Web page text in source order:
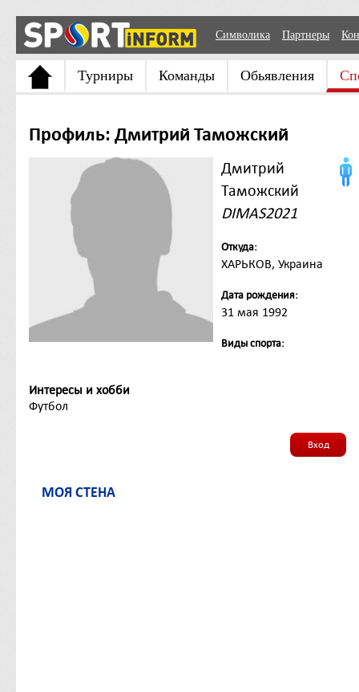
Символика Партнеры
Турниры Команды Обьявления
Профиль: Дмитрий Таможский
Дмитрий
Таможский
DIMAS2021
Откуда:
ХАРЬКОВ, Украина
Дата рождения:
31 мая 1992
Виды спорта:
Интересы и хобби
Футбол
Вход
МОЯ СТЕНА